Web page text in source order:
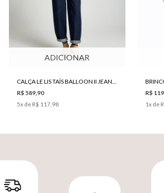
ADICIONAR
CALÇA LE LIS TAÍS BALLOON II JEANS FEMININA
R$ 589,90
5x de R$ 117,98
R$
1x de